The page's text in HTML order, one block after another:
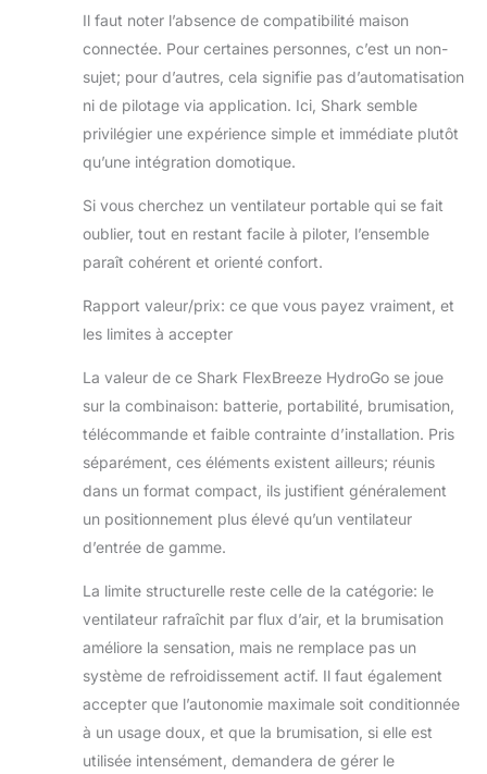
Il faut noter l’absence de compatibilité maison
connectée. Pour certaines personnes, c’est un non-
sujet; pour d’autres, cela signifie pas d’automatisation
ni de pilotage via application. Ici, Shark semble
privilégier une expérience simple et immédiate plutôt
qu’une intégration domotique.
Si vous cherchez un ventilateur portable qui se fait
oublier, tout en restant facile à piloter, l’ensemble
paraît cohérent et orienté confort.
Rapport valeur/prix: ce que vous payez vraiment, et
les limites à accepter
La valeur de ce Shark FlexBreeze HydroGo se joue
sur la combinaison: batterie, portabilité, brumisation,
télécommande et faible contrainte d’installation. Pris
séparément, ces éléments existent ailleurs; réunis
dans un format compact, ils justifient généralement
un positionnement plus élevé qu’un ventilateur
d’entrée de gamme.
La limite structurelle reste celle de la catégorie: le
ventilateur rafraîchit par flux d’air, et la brumisation
améliore la sensation, mais ne remplace pas un
système de refroidissement actif. Il faut également
accepter que l’autonomie maximale soit conditionnée
à un usage doux, et que la brumisation, si elle est
utilisée intensément, demandera de gérer le